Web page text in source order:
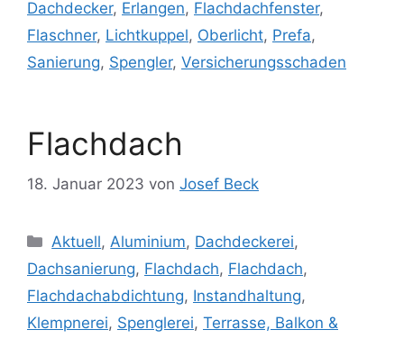
Dachdecker, Erlangen, Flachdachfenster,
Flaschner, Lichtkuppel, Oberlicht, Prefa,
Sanierung, Spengler, Versicherungsschaden
Flachdach
18. Januar 2023 von Josef Beck
Kategorien
Aktuell, Aluminium, Dachdeckerei,
Dachsanierung, Flachdach, Flachdach,
Flachdachabdichtung, Instandhaltung,
Klempnerei, Spenglerei, Terrasse, Balkon &